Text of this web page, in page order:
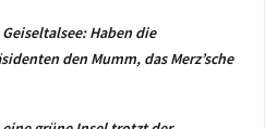
Haben die
den Mumm, das Merz’sche